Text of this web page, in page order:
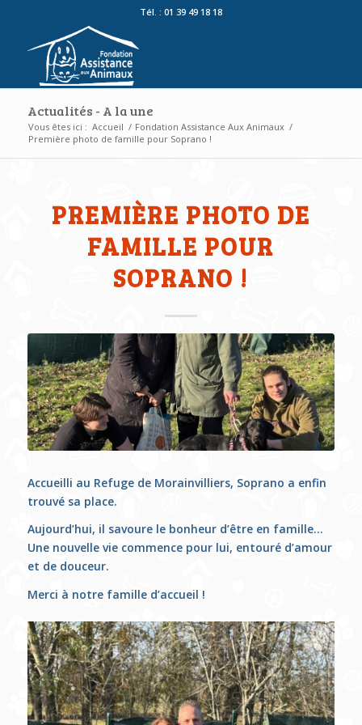
Tél. : 01 39 49 18 18
Actualités - A la une
Vous êtes ici : Accueil / Fondation Assistance Aux Animaux /
Première photo de famille pour Soprano !
PREMIÈRE PHOTO DE
FAMILLE POUR
SOPRANO !
Accueilli au Refuge de Morainvilliers, Soprano a enfin
trouvé sa place.
Aujourd’hui, il savoure le bonheur d’être en famille…
Une nouvelle vie commence pour lui, entouré d’amour
et de douceur.
Merci à notre famille d’accueil !